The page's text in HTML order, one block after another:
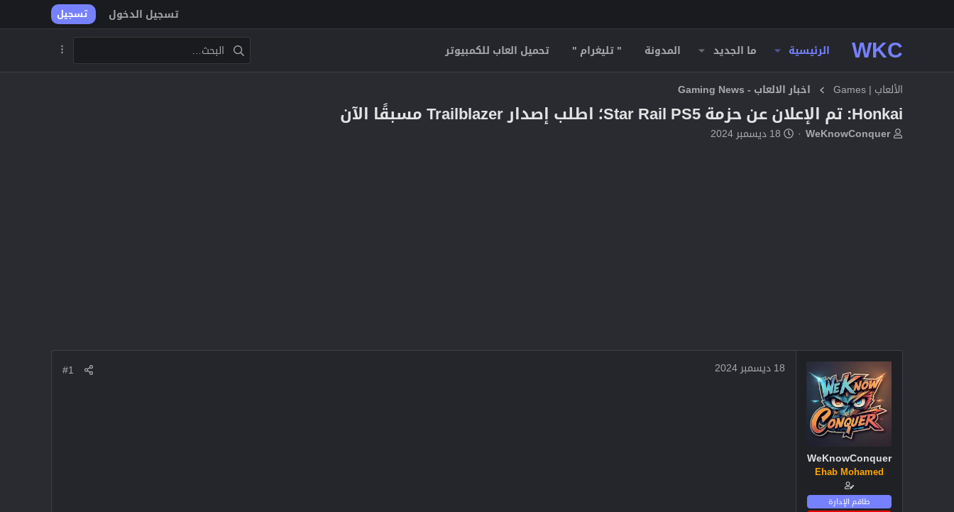
تسجيل الدخول تسجيل
WKC الرئيسية ما الجديد المدونة " تليغرام " تحميل العاب للكمبيوتر
الألعاب | Games اخبار الالعاب - Gaming News
Honkai: تم الإعلان عن حزمة Star Rail PS5؛ اطلب إصدار Trailblazer مسبقًا الآن
بWeKnowConquer
ت18 ديسمبر 2024
WeKnowConquer
Ehab Mohamed
طاقم الإدارة
18 ديسمبر 2024 #1